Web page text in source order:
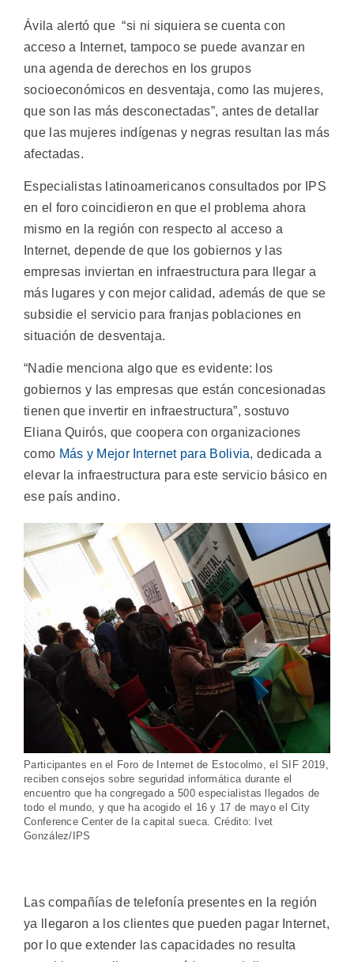
Ávila alertó que “si ni siquiera se cuenta con
acceso a Internet, tampoco se puede avanzar en
una agenda de derechos en los grupos
socioeconómicos en desventaja, como las mujeres,
que son las más desconectadas”, antes de detallar
que las mujeres indígenas y negras resultan las más
afectadas.
Especialistas latinoamericanos consultados por IPS
en el foro coincidieron en que el problema ahora
mismo en la región con respecto al acceso a
Internet, depende de que los gobiernos y las
empresas inviertan en infraestructura para llegar a
más lugares y con mejor calidad, además de que se
subsidie el servicio para franjas poblaciones en
situación de desventaja.
“Nadie menciona algo que es evidente: los
gobiernos y las empresas que están concesionadas
tienen que invertir en infraestructura”, sostuvo
Eliana Quirós, que coopera con organizaciones
como Más y Mejor Internet para Bolivia, dedicada a
elevar la infraestructura para este servicio básico en
ese país andino.
Participantes en el Foro de Internet de Estocolmo, el SIF 2019,
reciben consejos sobre seguridad informática durante el
encuentro que ha congregado a 500 especialistas llegados de
todo el mundo, y que ha acogido el 16 y 17 de mayo el City
Conference Center de la capital sueca. Crédito: Ivet
González/IPS
Las compañías de telefonía presentes en la región
ya llegaron a los clientes que pueden pagar Internet,
por lo que extender las capacidades no resulta